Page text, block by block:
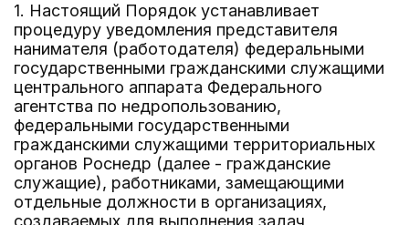
1. Настоящий Порядок устанавливает
процедуру уведомления представителя
нанимателя (работодателя) федеральными
государственными гражданскими служащими
центрального аппарата Федерального
агентства по недропользованию,
федеральными государственными
гражданскими служащими территориальных
органов Роснедр (далее - гражданские
служащие), работниками, замещающими
отдельные должности в организациях,
создаваемых для выполнения задач,